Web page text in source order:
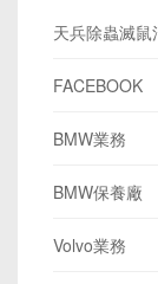
天兵除蟲滅鼠
FACEBOOK
BMW業務
BMW保養廠
Volvo業務